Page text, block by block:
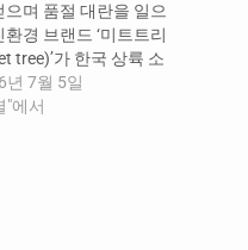
으며 품절 대란을 일으
환경 브랜드 ‘미트트리
tree)’가 한국 상륙 소
함께 배우 박서준을 공
버서더로 발탁했다고
년 7월 5일
"에서